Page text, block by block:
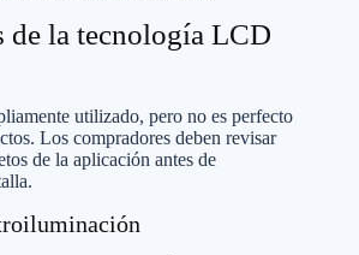
de la tecnología LCD
utilizado, pero no es perfecto
Los compradores deben revisar
de la aplicación antes de